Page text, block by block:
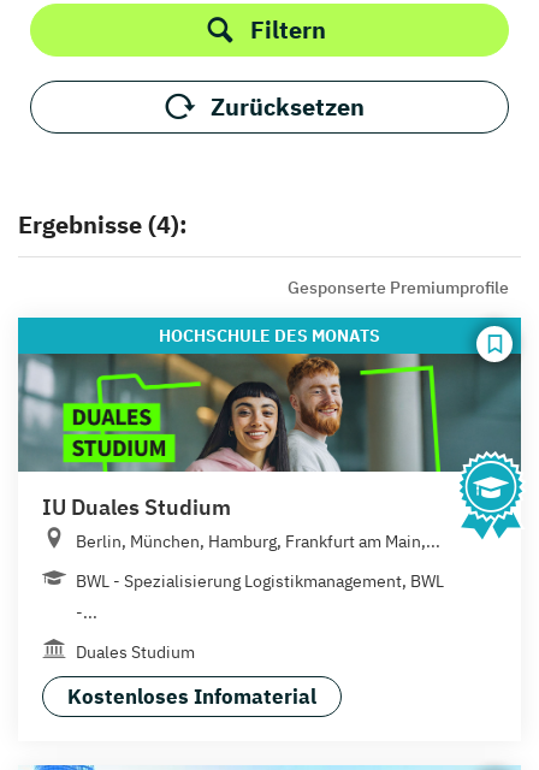
Filtern
Zurücksetzen
Ergebnisse (4):
Gesponserte Premiumprofile
HOCHSCHULE DES MONATS
IU Duales Studium
Berlin, München, Hamburg, Frankfurt am Main,...
BWL - Spezialisierung Logistikmanagement, BWL
-...
Duales Studium
Kostenloses Infomaterial